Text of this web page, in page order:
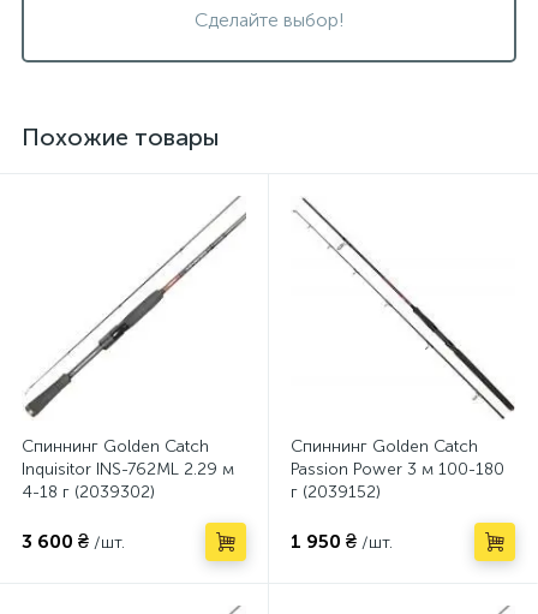
Сделайте выбор!
Похожие товары
Спиннинг Golden Catch
Inquisitor INS-762ML 2.29 м
4-18 г (2039302)
3 600 ₴ /шт.
Спиннинг Golden Catch
Passion Power 3 м 100-180
г (2039152)
1 950 ₴ /шт.